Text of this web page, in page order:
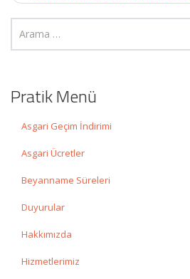
Pratik Menü
Asgari Geçim İndirimi
Asgari Ücretler
Beyanname Süreleri
Duyurular
Hakkımızda
Hizmetlerimiz